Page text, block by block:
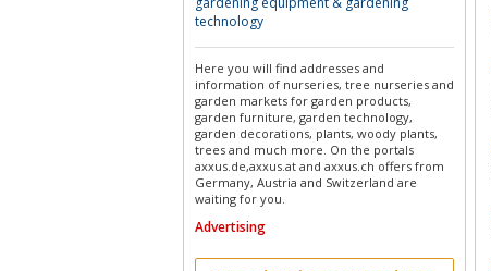
technology
Here you will find addresses and
information of nurseries, tree nurseries and
garden markets for garden products,
garden furniture, garden technology,
garden decorations, plants, woody plants,
trees and much more. On the portals
axxus.de,axxus.at and axxus.ch offers from
Germany, Austria and Switzerland are
waiting for you.
Advertising